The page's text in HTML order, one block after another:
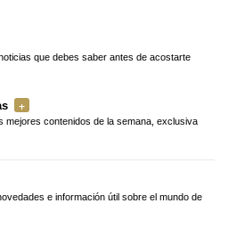
que debes saber antes de acostarte
mejores contenidos de la semana, exclusiva
e información útil sobre el mundo de